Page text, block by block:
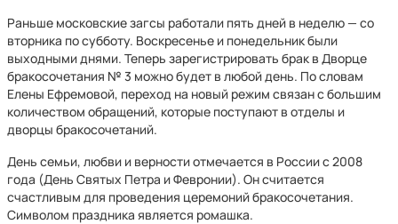
Раньше московские загсы работали пять дней в неделю — со
вторника по субботу. Воскресенье и понедельник были
выходными днями. Теперь зарегистрировать брак в Дворце
бракосочетания № 3 можно будет в любой день. По словам
Елены Ефремовой, переход на новый режим связан с большим
количеством обращений, которые поступают в отделы и
дворцы бракосочетаний.
День семьи, любви и верности отмечается в России с 2008
года (День Святых Петра и Февронии). Он считается
счастливым для проведения церемоний бракосочетания.
Символом праздника является ромашка.